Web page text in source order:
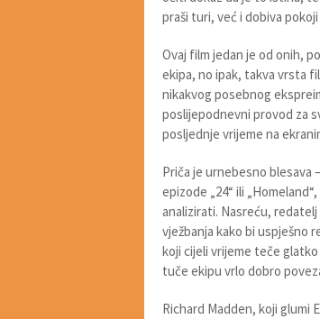
praši turi, već i dobiva
Ovaj film jedan je od onih,
ekipa, no ipak, takva vrsta
nikakvog posebnog
poslijepodnevni provod za
posljednje vrijeme na
Priča je urnebesno blesava
epizode „24“ ili
analizirati. Nasreću, redatelj
vježbanja kako bi uspješno
koji cijeli vrijeme teče glatko
tuče ekipu vrlo dobro
Richard Madden, koji glumi